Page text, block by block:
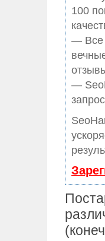
100
— Все
—